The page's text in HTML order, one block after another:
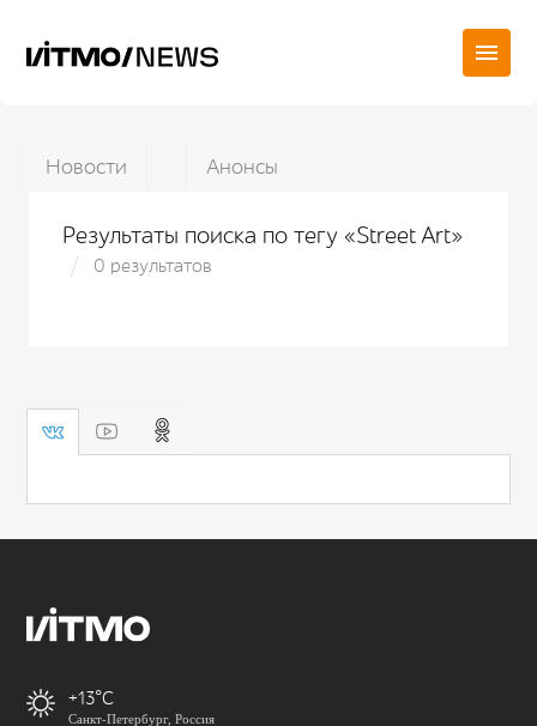
Новости Анонсы
Результаты поиска по тегу «Street Art»
0 результатов
+13
Санкт-Петербург, Россия